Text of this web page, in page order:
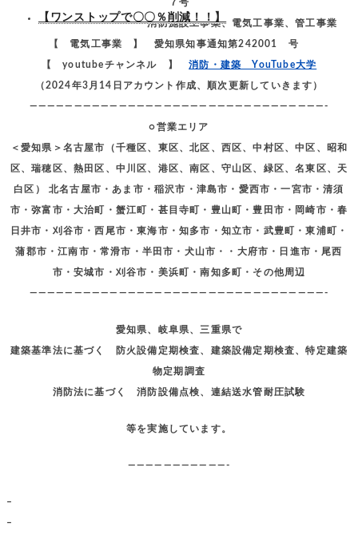
【ワンストップで〇〇％削減！！】
７号
消防施設工事業、電気工事業、管工事業
【 電気工事業 】 愛知県知事通知第242001 号
【 youtubeチャンネル 】消防・建築 YouTube大学
（2024年3月14日アカウント作成、順次更新していきます）
—————————————————————————————————-
○営業エリア
＜愛知県＞名古屋市（千種区、東区、北区、西区、中村区、中区、昭和
区、瑞穂区、熱田区、中川区、港区、南区、守山区、緑区、名東区、天
白区） 北名古屋市・あま市・稲沢市・津島市・愛西市・一宮市・清須
市・弥富市・大治町・蟹江町・甚目寺町・豊山町・豊田市・岡崎市・春
日井市・刈谷市・西尾市・東海市・知多市・知立市・武豊町・東浦町・
蒲郡市・江南市・常滑市・半田市・犬山市・・大府市・日進市・尾西
市・安城市・刈谷市・美浜町・南知多町・その他周辺
—————————————————————————————————-
愛知県、岐阜県、三重県で
建築基準法に基づく 防火設備定期検査、建築設備定期検査、特定建築
物定期調査
消防法に基づく 消防設備点検、連結送水管耐圧試験
等を実施しています。
———————————-
–
–